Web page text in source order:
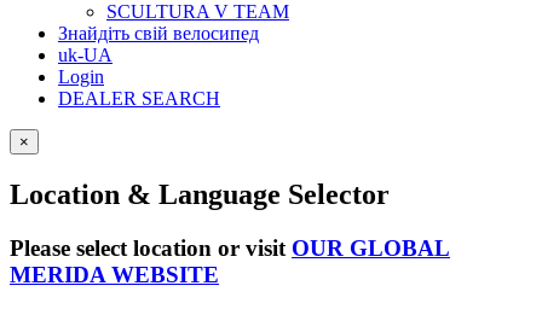
SCULTURA V TEAM
Знайдіть свій велосипед
uk-UA
Login
DEALER SEARCH
×
Location & Language Selector
Please select location or visit OUR GLOBAL
MERIDA WEBSITE